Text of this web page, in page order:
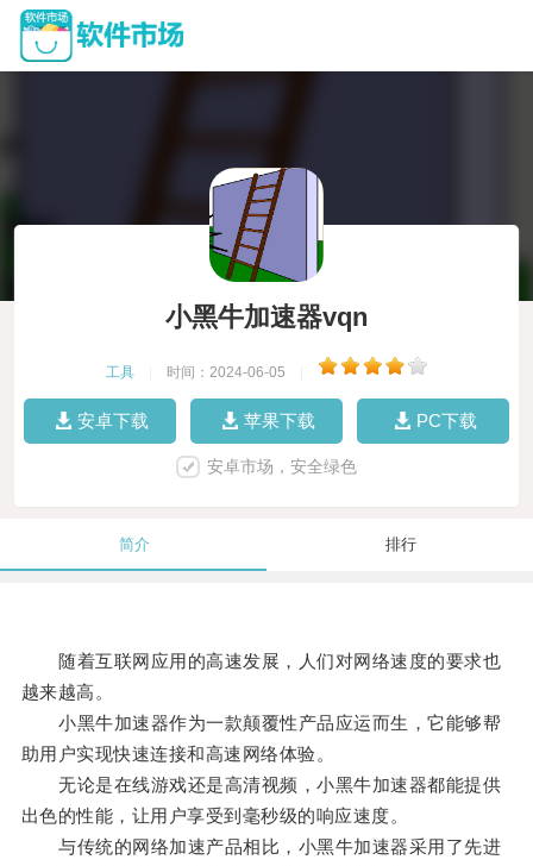
小黑牛加速器vqn
工具 时间：2024-06-05
安卓下载 苹果下载 PC下载
安卓市场，安全绿色
简介 排行
随着互联网应用的高速发展，人们对网络速度的要求也
越来越高。
小黑牛加速器作为一款颠覆性产品应运而生，它能够帮
助用户实现快速连接和高速网络体验。
无论是在线游戏还是高清视频，小黑牛加速器都能提供
出色的性能，让用户享受到毫秒级的响应速度。
与传统的网络加速产品相比，小黑牛加速器采用了先进